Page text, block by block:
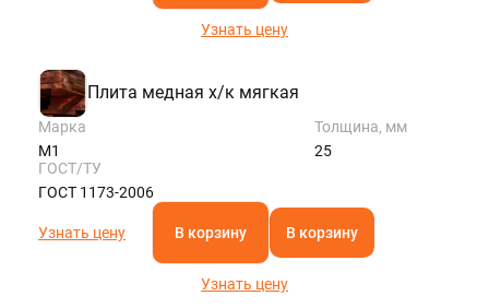
Узнать цену
Плита медная х/к мягкая
Марка
М1
Толщина, мм
25
ГОСТ/ТУ
ГОСТ 1173-2006
Узнать цену В корзину В корзину
Узнать цену